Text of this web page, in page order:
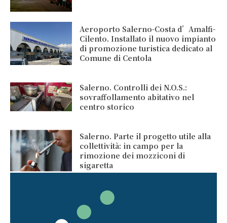
Aeroporto Salerno-Costa d’Amalfi-
Cilento. Installato il nuovo impianto
di promozione turistica dedicato al
Comune di Centola
Salerno. Controlli dei N.O.S.:
sovraffollamento abitativo nel
centro storico
Salerno. Parte il progetto utile alla
collettività: in campo per la
rimozione dei mozziconi di
sigaretta